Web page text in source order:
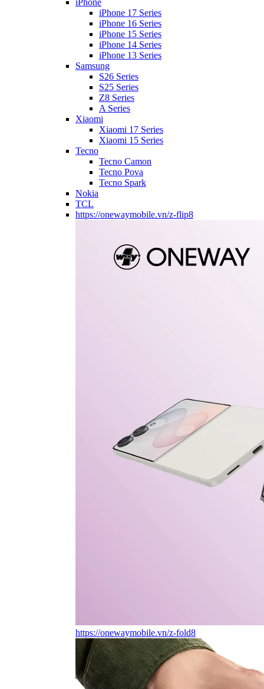
iPhone
iPhone 17 Series
iPhone 16 Series
iPhone 15 Series
iPhone 14 Series
iPhone 13 Series
Samsung
S26 Series
S25 Series
Z8 Series
A Series
Xiaomi
Xiaomi 17 Series
Xiaomi 15 Series
Tecno
Tecno Camon
Tecno Pova
Tecno Spark
Nokia
TCL
https://onewaymobile.vn/z-flip8
https://onewaymobile.vn/z-fold8